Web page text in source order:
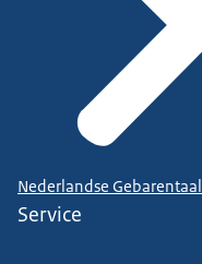
Nederlandse Gebarentaal
Service